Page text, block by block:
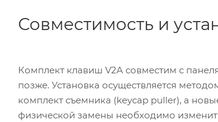
Совместимость и
Комплект клавиш V2A совместим с
позже. Установка осуществляется
комплект съемника (keycap puller), а
физической замены необходимо